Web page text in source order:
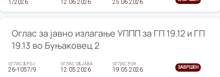
1/2026 12.06.2026 25.06.2026
Оглас за јавно излагање УППП за ГП 19.12 и ГП
19.13 во Буњаковец 2
ОГЛАС БРОЈ
26-1057/9
ОГЛАС ОБЈАВА
12.05.2026
ОГЛАС РОК
19.05.2026 ЗАВРШЕН